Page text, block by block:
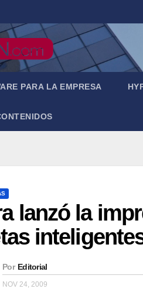
PARA LA EMPRESA
lanzó la
Por Editorial
NOV 24, 2009